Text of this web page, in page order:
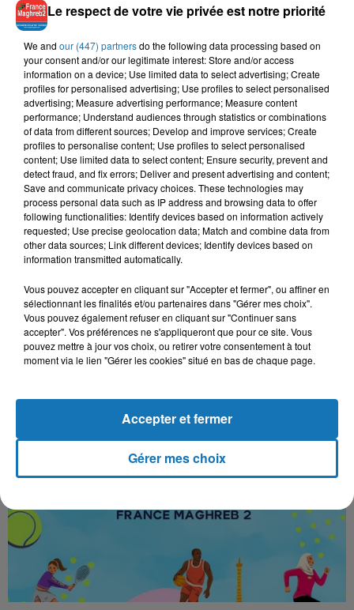
10 août 2024
FIRAS KATOUSSI LE PRODIGE TUNISIEN DU TAEKWONDO
Le vendredi 9 août 2024 restera gravé dans l'histoire du
sport tunisien. Firas Katoussi, jeune prodige du taekwondo, a
décroché la médaille d'or dans la...
9 août 2024
IMANE KHELIF ILLUMINE L'ALGÉRIE AVEC L'OR EN BOXE
Elle l'a fait. La boxeuse algérienne a surclassé la Chinoise
Le respect de votre vie privée est notre priorité
We and our (447) partnersdo the following data processing based on
your consent and/or our legitimate interest: Store and/or access
information on a device; Use limited data to select advertising; Create
profiles for personalised advertising; Use profiles to select personalised
advertising; Measure advertising performance; Measure content
performance; Understand audiences through statistics or combinations
of data from different sources; Develop and improve services; Create
profiles to personalise content; Use profiles to select personalised
content; Use limited data to select content; Ensure security, prevent and
detect fraud, and fix errors; Deliver and present advertising and content;
Save and communicate privacy choices. These technologies may
process personal data such as IP address and browsing data to offer
following functionalities: Identify devices based on information actively
requested; Use precise geolocation data; Match and combine data from
other data sources; Link different devices; Identify devices based on
information transmitted automatically.
Vous pouvez accepter en cliquant sur "Accepter et fermer", ou affiner en
sélectionnant les finalités et/ou partenaires dans "Gérer mes choix".
Vous pouvez également refuser en cliquant sur "Continuer sans
accepter". Vos préférences ne s'appliqueront que pour ce site. Vous
pouvez mettre à jour vos choix, ou retirer votre consentement à tout
moment via le lien "Gérer les cookies" situé en bas de chaque page.
Gérer mes choix
Accepter et fermer